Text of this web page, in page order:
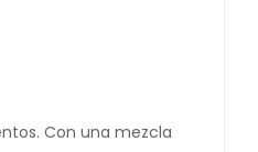
Con una mezcla